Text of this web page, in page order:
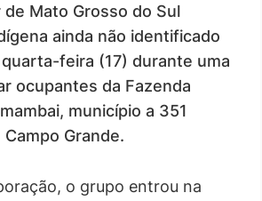
de Mato Grosso do Sul
ainda não identificado
feira (17) durante uma
ocupantes da Fazenda
município a 351
Grande.
o grupo entrou na